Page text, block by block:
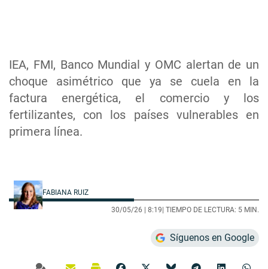
IEA, FMI, Banco Mundial y OMC alertan de un
choque asimétrico que ya se cuela en la
factura energética, el comercio y los
fertilizantes, con los países vulnerables en
primera línea.
FABIANA RUIZ
30/05/26 | 8:19| TIEMPO DE LECTURA: 5 MIN.
Síguenos en Google